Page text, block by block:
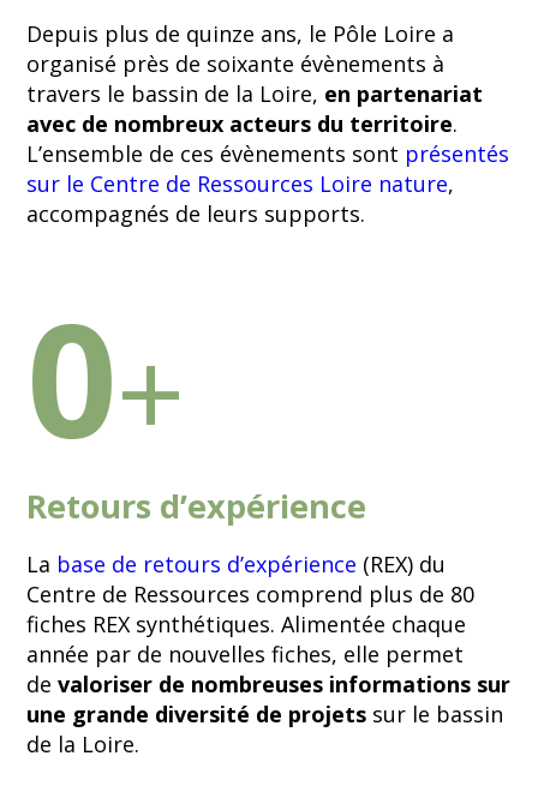
Depuis plus de quinze ans, le Pôle Loire a
organisé près de soixante évènements à
travers le bassin de la Loire, en partenariat
avec de nombreux acteurs du territoire.
L’ensemble de ces évènements sont présentés
sur le Centre de Ressources Loire nature,
accompagnés de leurs supports.
0+
Retours d’expérience
La base de retours d’expérience (REX) du
Centre de Ressources comprend plus de 80
fiches REX synthétiques. Alimentée chaque
année par de nouvelles fiches, elle permet
de valoriser de nombreuses informations sur
une grande diversité de projets sur le bassin
de la Loire.